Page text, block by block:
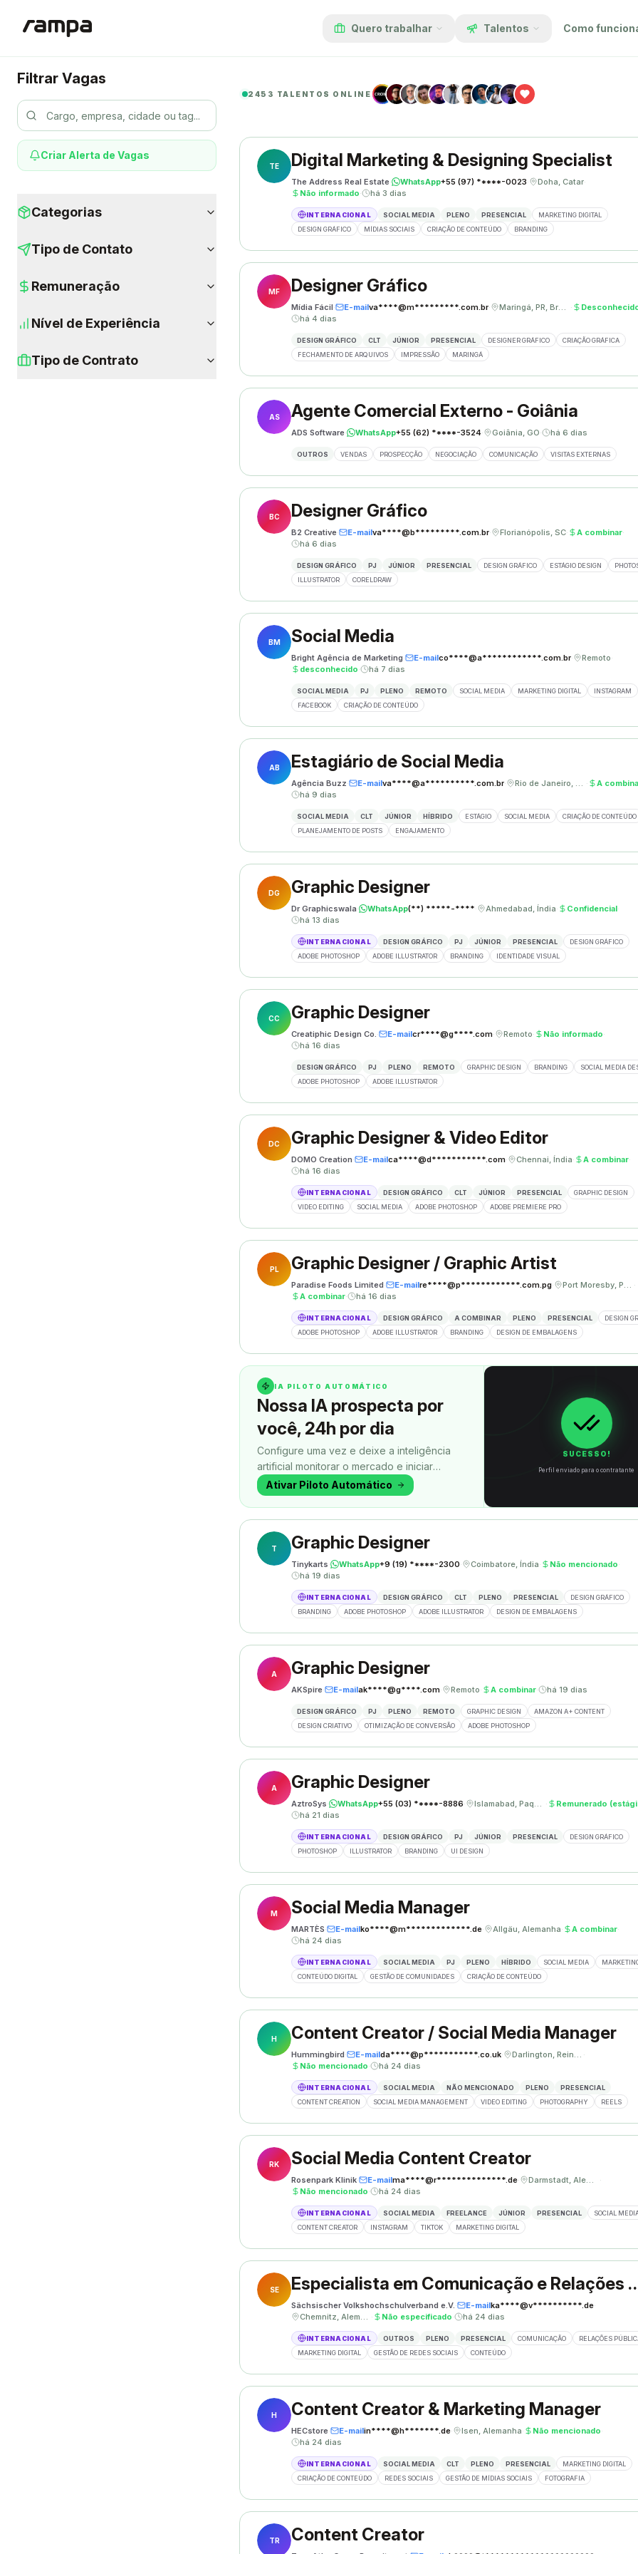
Quero trabalhar Talentos Como
Filtrar Vagas
Criar Alerta de Vagas
Categorias
Tipo de Contato
Remuneração
Nível de Experiência
Tipo de Contrato
2453 TALENTOS ONLINE
TE Digital Marketing & Designing Specialist
The Address Real Estate· WhatsApp+55 (97) *****-0023· Doha, Catar·
Não informado· há 3 dias
INTERNACIONAL SOCIAL MEDIA PLENO PRESENCIAL
MARKETING DIGITAL
DESIGN GRÁFICO
MÍDIAS SOCIAIS CRIAÇÃO DE CONTEÚDO BRANDING
MF Designer Gráfico
Mídia Fácil· E-mailva****@m*********.com.br· Maringá, PR, Brasil ·
há 4 dias
DESIGN GRÁFICO CLT JÚNIOR PRESENCIAL DESIGNER GRÁFICO
CRIAÇÃO GRÁFICA
FECHAMENTO DE ARQUIVOS
IMPRESSÃO MARINGÁ
AS Agente Comercial Externo - Goiânia
ADS Software· WhatsApp+55 (62) *****-3524· Goiânia, GO· há 6 dias
OUTROS VENDAS PROSPECÇÃO NEGOCIAÇÃO COMUNICAÇÃO VISITAS EXTERNAS
BC Designer Gráfico
B2 Creative· E-mailva****@b*********.com.br· Florianópolis, SC· A combinar·
há 6 dias
DESIGN GRÁFICO PJ JÚNIOR PRESENCIAL DESIGN GRÁFICO ESTÁGIO DESIGN
ILLUSTRATOR
CORELDRAW
BM Social Media
Bright Agência de Marketing· E-mailco****@a************.com.br· Remoto·
desconhecido· há 7 dias
SOCIAL MEDIA PJ PLENO REMOTO SOCIAL MEDIA MARKETING DIGITAL
INSTAGRAM
FACEBOOK
CRIAÇÃO DE CONTEÚDO
AB Estagiário de Social Media
Agência Buzz· E-mailva****@a**********.com.br· Rio de Janeiro, Brasil ·
A
há 9 dias
SOCIAL MEDIA CLT JÚNIOR HÍBRIDO ESTÁGIO SOCIAL MEDIA
CRIAÇÃO DE CONTEÚDO
PLANEJAMENTO DE POSTS
ENGAJAMENTO
DG Graphic Designer
Dr Graphicswala· WhatsApp(**) *****-****· Ahmedabad, Índia· Confidencial·
há 13 dias
INTERNACIONAL DESIGN GRÁFICO PJ JÚNIOR PRESENCIAL
DESIGN GRÁFICO
ADOBE PHOTOSHOP
ADOBE ILLUSTRATOR BRANDING IDENTIDADE VISUAL
CC Graphic Designer
Creatiphic Design Co.· E-mailcr****@g****.com· Remoto· Não informado·
há 16 dias
DESIGN GRÁFICO PJ PLENO REMOTO GRAPHIC DESIGN BRANDING
SOCIAL MEDIA
ADOBE PHOTOSHOP
ADOBE ILLUSTRATOR
DC Graphic Designer & Video Editor
DOMO Creation· E-mailca****@d***********.com· Chennai, Índia· A combinar·
há 16 dias
INTERNACIONAL DESIGN GRÁFICO CLT JÚNIOR PRESENCIAL
GRAPHIC DESIGN
VIDEO EDITING
SOCIAL MEDIA ADOBE PHOTOSHOP ADOBE PREMIERE PRO
PL Graphic Designer / Graphic Artist
Paradise Foods Limited· E-mailre****@p************.com.pg· Port Moresby, Papua Nova Guiné ·
A combinar· há 16 dias
INTERNACIONAL DESIGN GRÁFICO A COMBINAR PLENO PRESENCIAL
DESIGN
ADOBE PHOTOSHOP
ADOBE ILLUSTRATOR BRANDING DESIGN DE EMBALAGENS
IA PILOTO AUTOMÁTICO
Nossa IA prospecta por
você, 24h por dia
Configure uma vez e deixe a inteligência
artificial monitorar o mercado e iniciar
contatos enquanto você faz outra coisa.
Ativar Piloto Automático
SUCESSO!
Perfil enviado para o contratante
T Graphic Designer
Tinykarts· WhatsApp+9 (19) *****-2300· Coimbatore, Índia· Não mencionado·
há 19 dias
INTERNACIONAL DESIGN GRÁFICO CLT PLENO PRESENCIAL
DESIGN GRÁFICO
BRANDING
ADOBE PHOTOSHOP ADOBE ILLUSTRATOR DESIGN DE EMBALAGENS
A Graphic Designer
AKSpire· E-mailak****@g****.com· Remoto· A combinar· há 19 dias
DESIGN GRÁFICO PJ PLENO REMOTO GRAPHIC DESIGN
AMAZON A+ CONTENT
DESIGN CRIATIVO
OTIMIZAÇÃO DE CONVERSÃO ADOBE PHOTOSHOP
A Graphic Designer
AztroSys· WhatsApp+55 (03) *****-8886· Islamabad, Paquistão ·
Remunerado
há 21 dias
INTERNACIONAL DESIGN GRÁFICO PJ JÚNIOR PRESENCIAL
DESIGN GRÁFICO
PHOTOSHOP
ILLUSTRATOR BRANDING UI DESIGN
M Social Media Manager
MARTÈS· E-mailko****@m*************.de· Allgäu, Alemanha· A combinar·
há 24 dias
INTERNACIONAL SOCIAL MEDIA PJ PLENO HÍBRIDO SOCIAL MEDIA
CONTEÚDO DIGITAL
GESTÃO DE COMUNIDADES CRIAÇÃO DE CONTEÚDO
H Content Creator / Social Media Manager
Hummingbird· E-mailda****@p***********.co.uk· Darlington, Reino Unido ·
Não mencionado· há 24 dias
INTERNACIONAL SOCIAL MEDIA NÃO MENCIONADO PLENO
PRESENCIAL
CONTENT CREATION
SOCIAL MEDIA MANAGEMENT VIDEO EDITING PHOTOGRAPHY REELS
RK Social Media Content Creator
Rosenpark Klinik· E-mailma****@r**************.de· Darmstadt, Alemanha
·
Não mencionado· há 24 dias
INTERNACIONAL SOCIAL MEDIA FREELANCE JÚNIOR PRESENCIAL
SOCIAL
CONTENT CREATOR
INSTAGRAM TIKTOK MARKETING DIGITAL
SE Especialista em
Sächsischer Volkshochschulverband e.V.· E-mailka****@v**********.de·
Chemnitz, Alemanha · Não especificado· há 24 dias
INTERNACIONAL OUTROS PLENO PRESENCIAL COMUNICAÇÃO
RELAÇÕES
MARKETING DIGITAL
GESTÃO DE REDES SOCIAIS CONTEÚDO
H Content Creator & Marketing Manager
HECstore· E-mailin****@h*******.de· Isen, Alemanha· Não mencionado·
há 24 dias
INTERNACIONAL SOCIAL MEDIA CLT PLENO PRESENCIAL
MARKETING DIGITAL
CRIAÇÃO DE CONTEÚDO
REDES SOCIAIS GESTÃO DE MÍDIAS SOCIAIS FOTOGRAFIA
TR Content Creator